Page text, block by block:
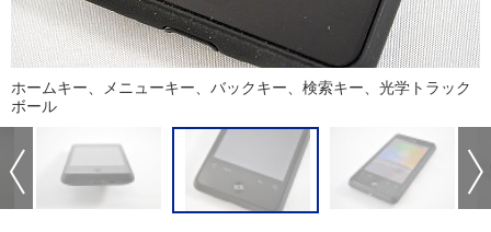
ホームキー、メニューキー、バックキー、検索キー、光学トラック
ボール